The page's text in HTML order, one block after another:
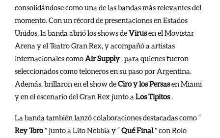
consolidándose como una de las bandas más relevantes del
momento. Con un récord de presentaciones en Estados
Unidos, la banda abrió los shows deVirusen el Movistar
Arena y el Teatro Gran Rex, y acompañó a artistas
internacionales comoAir Supply, para quienes fueron
seleccionados como teloneros en su paso por Argentina.
Además, brillaron en el show deCiro y los Persasen Miami
y en el escenario del Gran Rex junto a Los Tipitos.
La banda también lanzó colaboraciones destacadas como “
Rey Toro” junto a Lito Nebbia y “Qué Final” con Rolo